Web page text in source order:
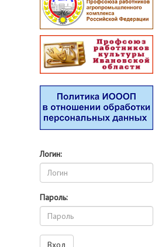
Логин:
Пароль: